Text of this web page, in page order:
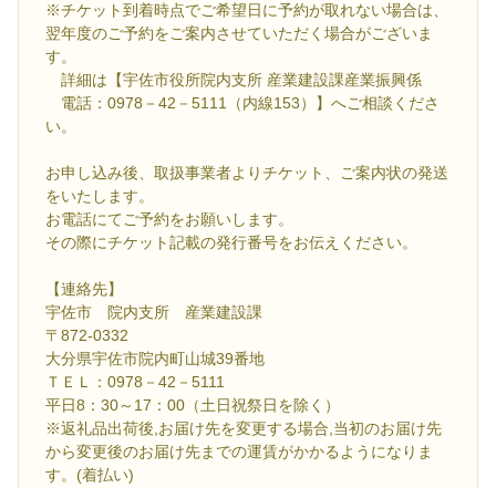
※チケット到着時点でご希望日に予約が取れない場合は、
翌年度のご予約をご案内させていただく場合がございま
す。
詳細は【宇佐市役所院内支所 産業建設課産業振興係
電話：0978－42－5111（内線153）】へご相談くださ
い。
お申し込み後、取扱事業者よりチケット、ご案内状の発送
をいたします。
お電話にてご予約をお願いします。
その際にチケット記載の発行番号をお伝えください。
【連絡先】
宇佐市 院内支所 産業建設課
〒872‐0332
大分県宇佐市院内町山城39番地
ＴＥＬ：0978－42－5111
平日8：30～17：00（土日祝祭日を除く）
※返礼品出荷後,お届け先を変更する場合,当初のお届け先
から変更後のお届け先までの運賃がかかるようになりま
す。(着払い)